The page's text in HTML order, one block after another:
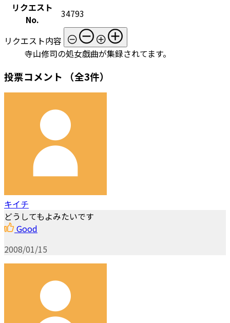
リクエスト
No.
34793
リクエスト内容
寺山修司の処女戯曲が集録されてます。
投票コメント （全3件）
キイチ
どうしてもよみたいです
Good
2008/01/15